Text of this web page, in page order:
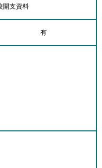
開支資料
有